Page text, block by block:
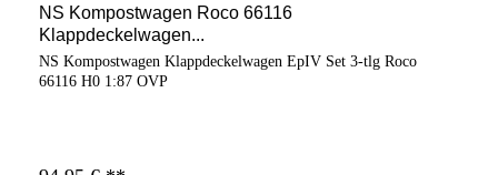
NS Kompostwagen Roco 66116
Klappdeckelwagen...
NS Kompostwagen Klappdeckelwagen EpIV Set 3-tlg Roco
66116 H0 1:87 OVP